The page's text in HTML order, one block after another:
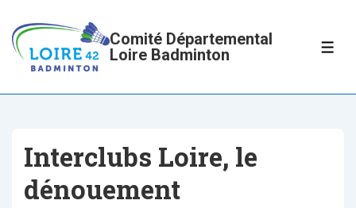
passer
contenu
principal
Comité Départemental
Loire Badminton
Interclubs Loire, le
dénouement